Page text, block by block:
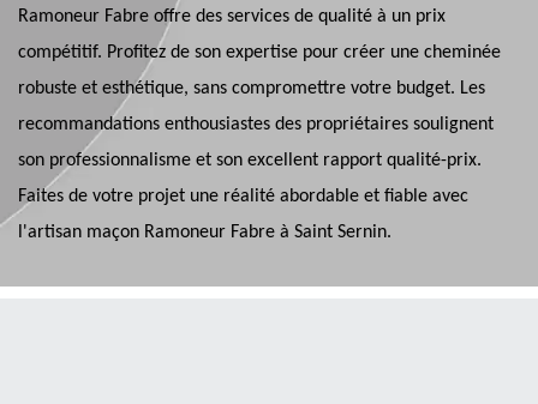
Ramoneur Fabre offre des services de qualité à un prix
compétitif. Profitez de son expertise pour créer une cheminée
robuste et esthétique, sans compromettre votre budget. Les
recommandations enthousiastes des propriétaires soulignent
son professionnalisme et son excellent rapport qualité-prix.
Faites de votre projet une réalité abordable et fiable avec
l'artisan maçon Ramoneur Fabre à Saint Sernin.